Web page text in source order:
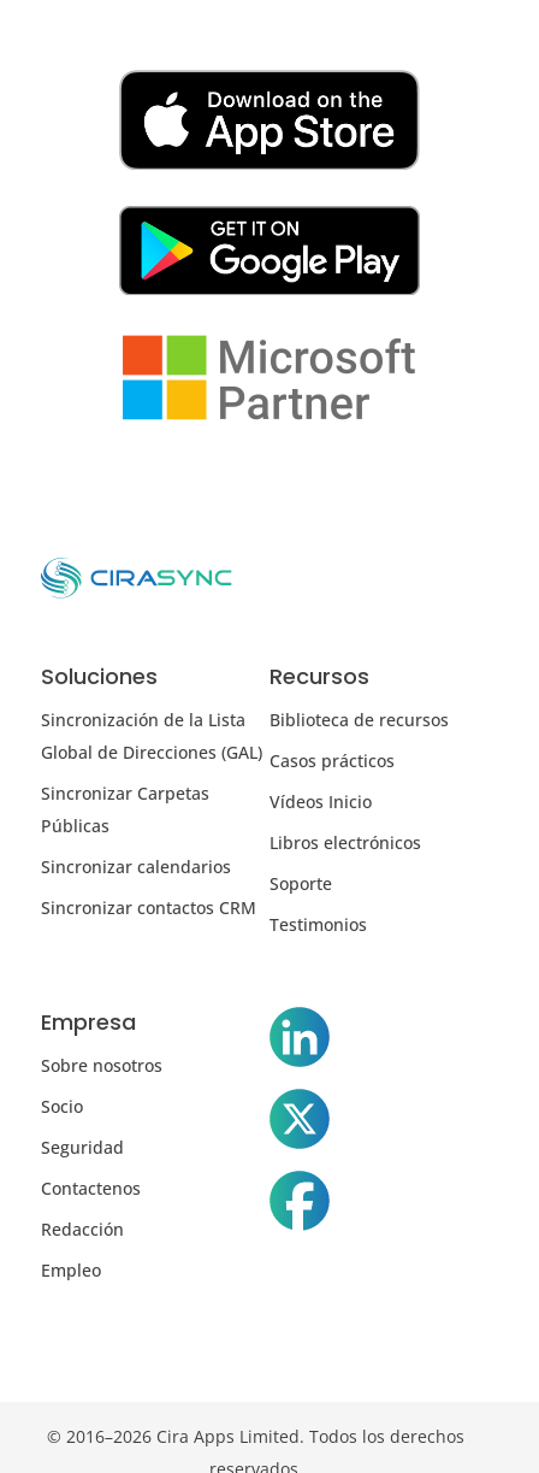
Soluciones
Sincronización de la Lista
Global de Direcciones (GAL)
Sincronizar Carpetas
Públicas
Sincronizar calendarios
Sincronizar contactos CRM
Recursos
Biblioteca de recursos
Casos prácticos
Vídeos Inicio
Libros electrónicos
Soporte
Testimonios
Empresa
Sobre nosotros
Socio
Seguridad
Contactenos
Redacción
Empleo
© 2016–2026 Cira Apps Limited. Todos los derechos